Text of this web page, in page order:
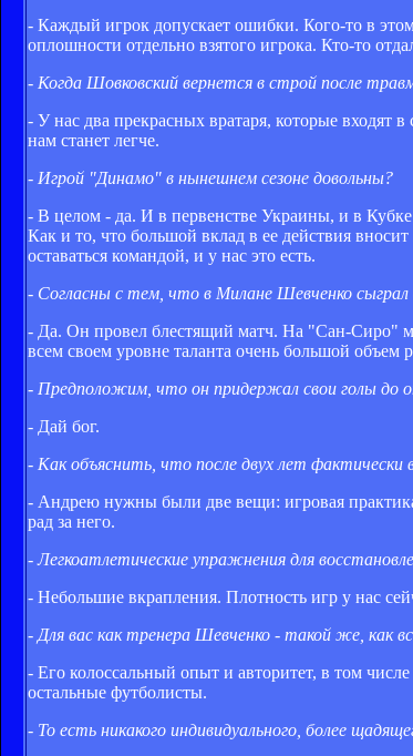
- Каждый игрок допускает ошибки. Кого-то в
оплошности отдельно взятого игрока. Кто-то
- Когда Шовковский вернется в строй после
- У нас два прекрасных вратаря, которые
нам станет легче.
- Игрой "Динамо" в нынешнем сезоне довольны?
- В целом - да. И в первенстве Украины, и в
Как и то, что большой вклад в ее действия
оставаться командой, и у нас это есть.
- Согласны с тем, что в Милане Шевченко сыграл
- Да. Он провел блестящий матч. На "Сан-Сиро"
всем своем уровне таланта очень большой
- Предположим, что он придержал свои голы до
- Дай бог.
- Как объяснить, что после двух лет
- Андрею нужны были две вещи: игровая практика
рад за него.
- Легкоатлетические упражнения для
- Небольшие вкрапления. Плотность игр у нас
- Для вас как тренера Шевченко - такой же, как
- Его колоссальный опыт и авторитет, в том
остальные футболисты.
- То есть никакого индивидуального, более